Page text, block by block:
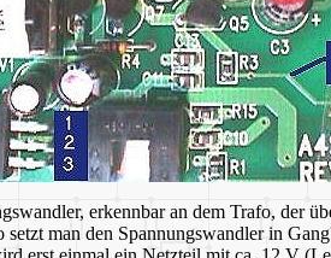
erkennbar an dem Trafo, der
man den Spannungswandler in